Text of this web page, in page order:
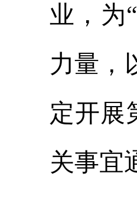
业， 为“
力量，
定开展
关事宜